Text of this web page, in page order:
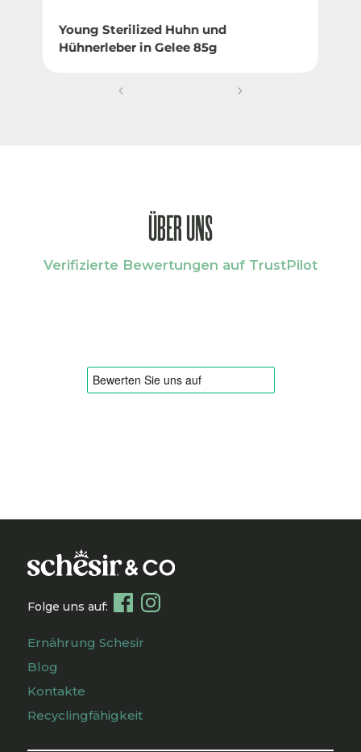
Young Sterilized Huhn und
Hühnerleber in Gelee 85g
ÜBER UNS
Verifizierte Bewertungen auf TrustPilot
Folge uns auf:
Ernährung Schesir
Blog
Kontakte
Recyclingfähigkeit